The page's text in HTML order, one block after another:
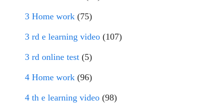
3 Home work (75)
3 rd e learning video (107)
3 rd online test (5)
4 Home work (96)
4 th e learning video (98)